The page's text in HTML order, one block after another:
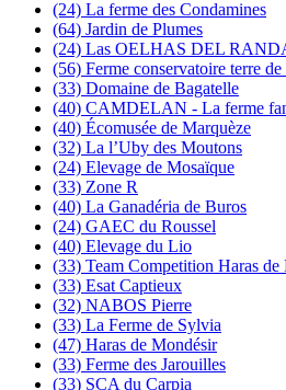
(24) La ferme des Condamines
(64) Jardin de Plumes
(24) Las OELHAS DEL
(56) Ferme conservatoire terre
(33) Domaine de Bagatelle
(40) CAMDELAN - La ferme
(40) Écomusée de Marquèze
(32) La l’Uby des Moutons
(24) Elevage de Mosaïque
(33) Zone R
(40) La Ganadéria de Buros
(24) GAEC du Roussel
(40) Elevage du Lio
(33) Team Competition Haras de
(33) Esat Captieux
(32) NABOS Pierre
(33) La Ferme de Sylvia
(47) Haras de Mondésir
(33) Ferme des Jarouilles
(33) SCA du Carpia